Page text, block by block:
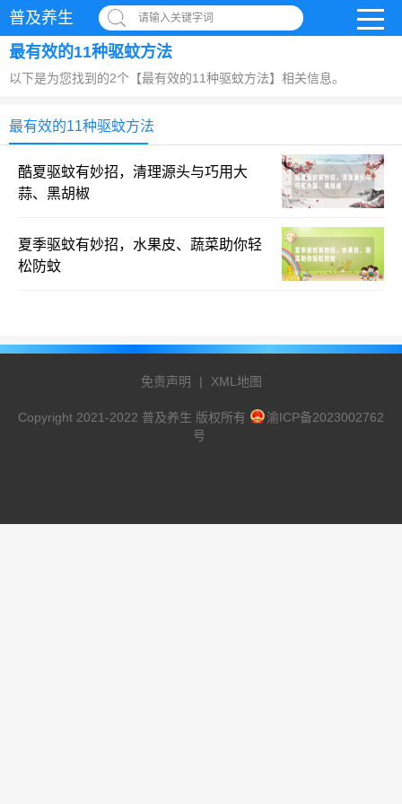
普及养生 请输入关键字词
最有效的11种驱蚊方法
以下是为您找到的2个【最有效的11种驱蚊方法】相关信息。
最有效的11种驱蚊方法
酷夏驱蚊有妙招，清理源头与巧用大
蒜、黑胡椒
夏季驱蚊有妙招，水果皮、蔬菜助你轻
松防蚊
免责声明 | XML地图
Copyright 2021-2022 普及养生 版权所有
渝ICP备2023002762
号